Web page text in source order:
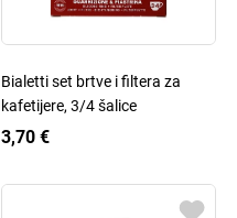
Bialetti set brtve i filtera za
kafetijere, 3/4 šalice
3,70 €